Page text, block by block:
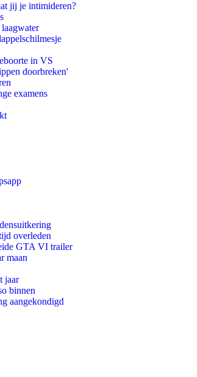
jij je intimideren?
in VS
doorbreken'
examens
overleden
GTA VI trailer
maan
jaar
binnen
aangekondigd